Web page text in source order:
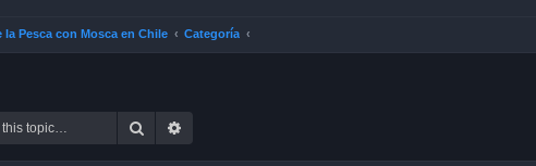
la Pesca con Mosca en Chile Categoría
Search